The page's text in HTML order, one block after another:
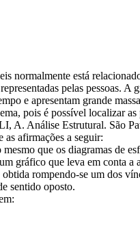
normalmente está
pelas pessoas. A
e apresentam grande
pois é possível localizar as
A. Análise Estrutural. São
as afirmações a seguir:
que os diagramas de
gráfico que leva em conta a
rompendo-se um dos
sentido oposto.